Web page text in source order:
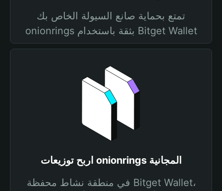
تمتع بحماية صانع السيولة الخاص بك
onionrings بثقة باستخدام Bitget Wallet
اربح توزيعات onionrings المجانية
في منطقة نشاط محفظة Bitget Wallet،